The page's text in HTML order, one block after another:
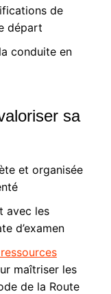
de
départ
conduite en
sa
et organisée
avec les
d’examen
maîtriser les
de la Route